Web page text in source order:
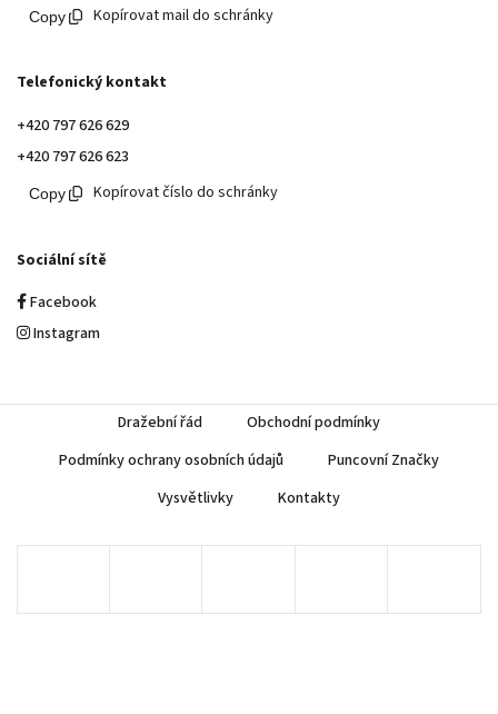
Kopírovat mail do schránky
Telefonický kontakt
+420 797 626 629
+420 797 626 623
Kopírovat číslo do schránky
Sociální sítě
Facebook
Instagram
Dražební řád
Obchodní podmínky
Podmínky ochrany osobních údajů
Puncovní Značky
Vysvětlivky
Kontakty